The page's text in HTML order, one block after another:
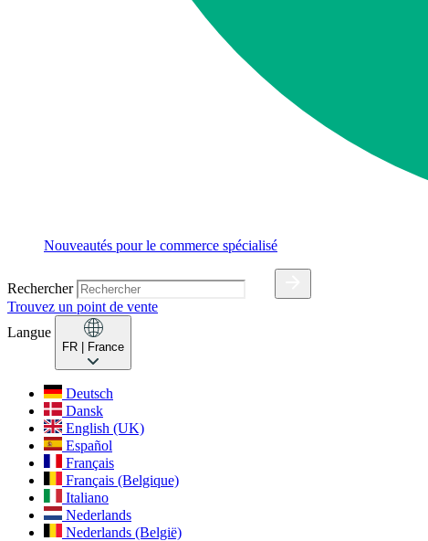
Nouveautés pour le commerce spécialisé
Rechercher
Trouvez un point de vente
Langue
FR | France
Deutsch
Dansk
English (UK)
Español
Français
Français (Belgique)
Italiano
Nederlands
Nederlands (België)